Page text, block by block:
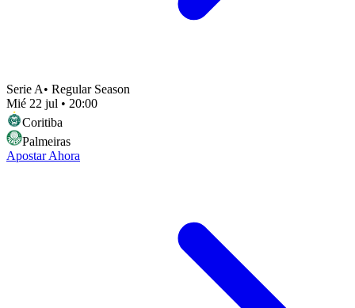
Serie A• Regular Season
Mié 22 jul • 20:00
Coritiba
Palmeiras
Apostar Ahora